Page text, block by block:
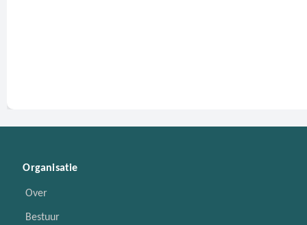
Organisatie
Over
Bestuur